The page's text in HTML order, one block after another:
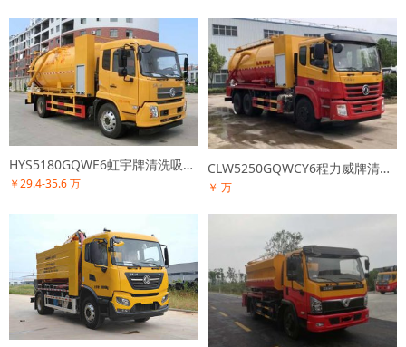
HYS5180GQWE6虹宇牌清洗吸污车
￥29.4-35.6 万
CLW5250GQWCY6程力威牌清洗吸污车
￥ 万